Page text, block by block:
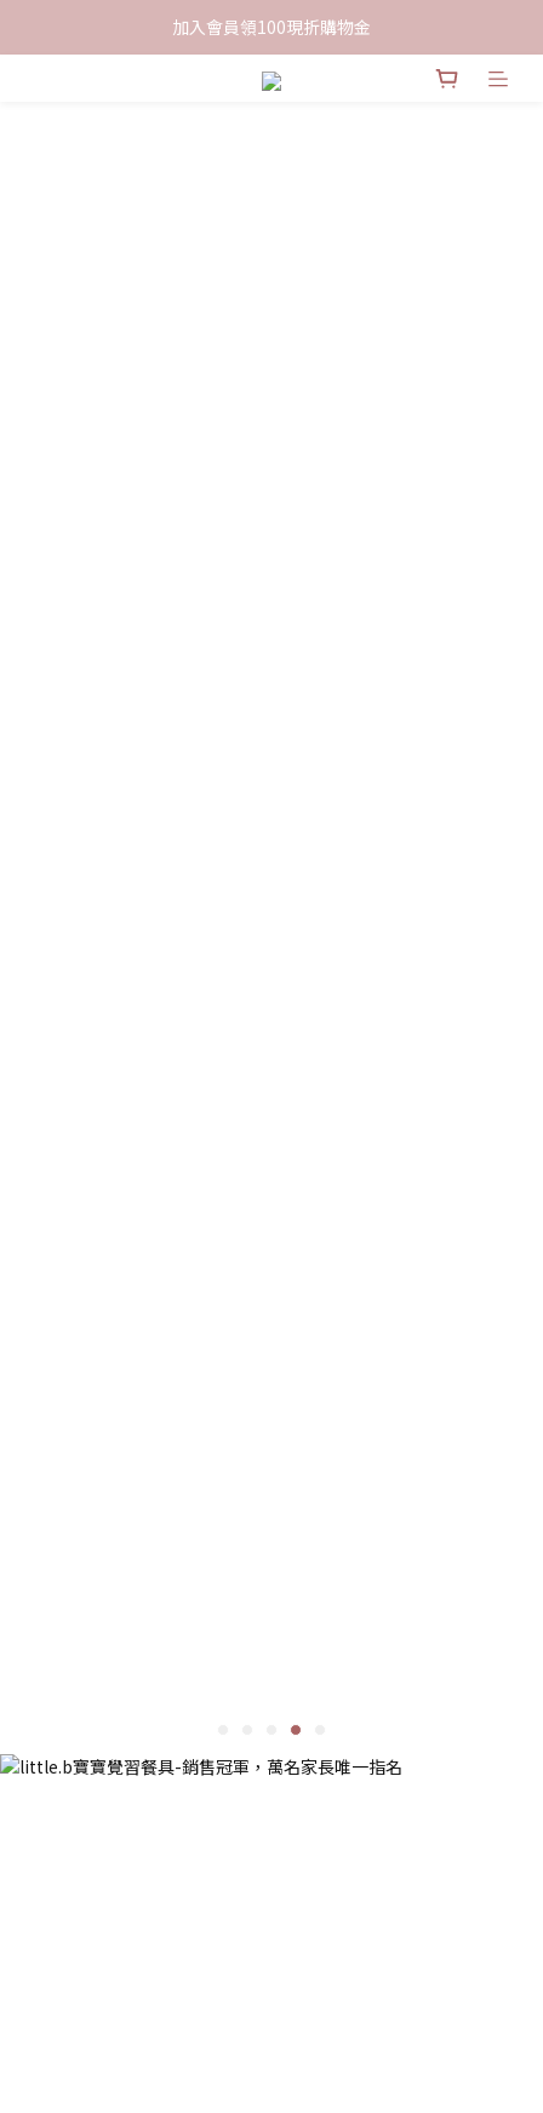
限時下單送餅乾乙包，滿$999免運
加入會員領100現折購物金
限時下單送餅乾乙包，滿$999免運